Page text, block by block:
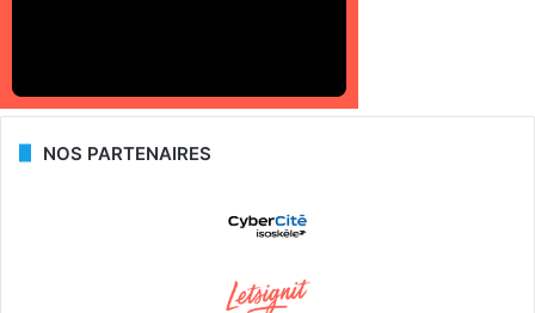
NOS PARTENAIRES